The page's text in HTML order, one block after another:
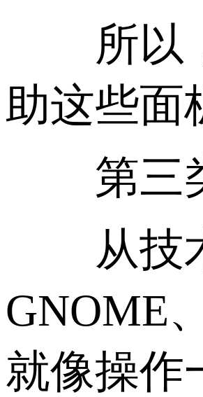
所以，
助这些面
第三类
从技术
GNOME
就像操作